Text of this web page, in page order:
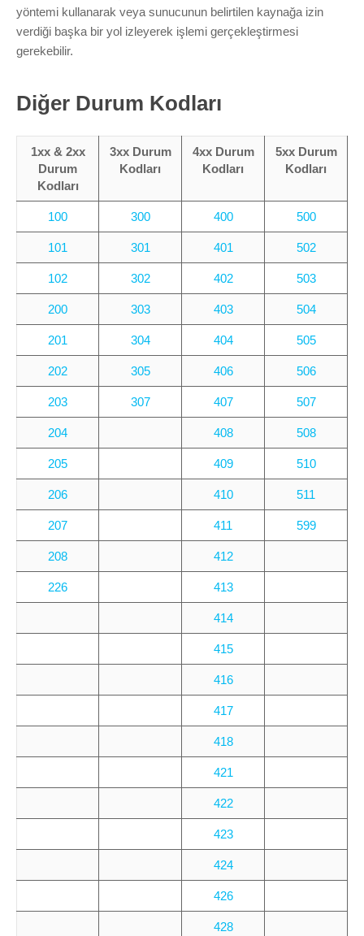
Kurumsal
Yeni Kayıt
yöntemi kullanarak veya sunucunun belirtilen kaynağa izin
verdiği başka bir yol izleyerek işlemi gerçekleştirmesi
gerekebilir.
Diğer Durum Kodları
1xx & 2xx
Durum
Kodları
3xx Durum
Kodları
4xx Durum
Kodları
5xx Durum
Kodları
100 300 400 500
101 301 401 502
102 302 402 503
200 303 403 504
201 304 404 505
202 305 406 506
203 307 407 507
204 408 508
205 409 510
206 410 511
207 411 599
208 412
226 413
414
415
416
417
418
421
422
423
424
426
428